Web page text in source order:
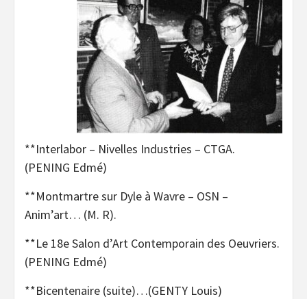
**Interlabor – Nivelles Industries – CTGA.
(PENING Edmé)
**Montmartre sur Dyle à Wavre – OSN –
Anim’art… (M. R).
**Le 18e Salon d’Art Contemporain des Oeuvriers.
(PENING Edmé)
**Bicentenaire (suite)…(GENTY Louis)